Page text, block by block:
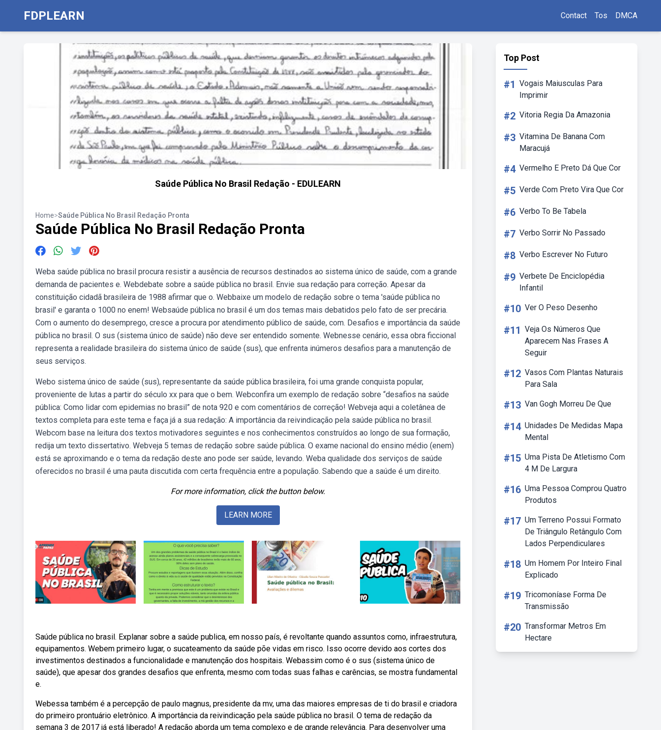
FDPLEARN Contact Tos DMCA
Saúde Pública No Brasil Redação - EDULEARN
Home>Saúde Pública No Brasil Redação Pronta
Saúde Pública No Brasil Redação Pronta
Weba saúde pública no brasil procura resistir a ausência de recursos destinados ao sistema único de saúde, com a grande
demanda de pacientes e. Webdebate sobre a saúde pública no brasil. Envie sua redação para correção. Apesar da
constituição cidadã brasileira de 1988 afirmar que o. Webbaixe um modelo de redação sobre o tema 'saúde pública no
brasil' e garanta o 1000 no enem! Websaúde pública no brasil é um dos temas mais debatidos pelo fato de ser precária.
Com o aumento do desemprego, cresce a procura por atendimento público de saúde, com. Desafios e importância da saúde
pública no brasil. O sus (sistema único de saúde) não deve ser entendido somente. Webnesse cenário, essa obra ficcional
representa a realidade brasileira do sistema único de saúde (sus), que enfrenta inúmeros desafios para a manutenção de
seus serviços.
Webo sistema único de saúde (sus), representante da saúde pública brasileira, foi uma grande conquista popular,
proveniente de lutas a partir do século xx para que o bem. Webconfira um exemplo de redação sobre “desafios na saúde
pública: Como lidar com epidemias no brasil” de nota 920 e com comentários de correção! Webveja aqui a coletânea de
textos completa para este tema e faça já a sua redação: A importância da reivindicação pela saúde pública no brasil.
Webcom base na leitura dos textos motivadores seguintes e nos conhecimentos construídos ao longo de sua formação,
redija um texto dissertativo. Webveja 5 temas de redação sobre saúde pública. O exame nacional do ensino médio (enem)
está se aproximando e o tema da redação deste ano pode ser saúde, levando. Weba qualidade dos serviços de saúde
oferecidos no brasil é uma pauta discutida com certa frequência entre a população. Sabendo que a saúde é um direito.
For more information, click the button below.
LEARN MORE
Saúde pública no brasil. Explanar sobre a saúde publica, em nosso país, é revoltante quando assuntos como, infraestrutura,
equipamentos. Webem primeiro lugar, o sucateamento da saúde põe vidas em risco. Isso ocorre devido aos cortes dos
investimentos destinados a funcionalidade e manutenção dos hospitais. Webassim como é o sus (sistema único de
saúde), que apesar dos grandes desafios que enfrenta, mesmo com todas suas falhas e carências, se mostra fundamental
e.
Webessa também é a percepção de paulo magnus, presidente da mv, uma das maiores empresas de ti do brasil e criadora
do primeiro prontuário eletrônico. A importância da reivindicação pela saúde pública no brasil. O tema de redação da
semana 3 de 2017 já está liberado! A redação aborda um tema complexo e de grande relevância. Para desenvolver uma
Top Post
#1 Vogais Maiusculas Para
Imprimir
#2 Vitoria Regia Da Amazonia
#3 Vitamina De Banana Com
Maracujá
#4 Vermelho E Preto Dá Que Cor
#5 Verde Com Preto Vira Que Cor
#6 Verbo To Be Tabela
#7 Verbo Sorrir No Passado
#8 Verbo Escrever No Futuro
#9 Verbete De Enciclopédia
Infantil
#10 Ver O Peso Desenho
#11 Veja Os Números Que
Aparecem Nas Frases A
Seguir
#12 Vasos Com Plantas Naturais
Para Sala
#13 Van Gogh Morreu De Que
#14 Unidades De Medidas Mapa
Mental
#15 Uma Pista De Atletismo Com
4 M De Largura
#16 Uma Pessoa Comprou Quatro
Produtos
#17 Um Terreno Possui Formato
De Triângulo Retângulo Com
Lados Perpendiculares
#18 Um Homem Por Inteiro Final
Explicado
#19 Tricomoníase Forma De
Transmissão
#20 Transformar Metros Em
Hectare